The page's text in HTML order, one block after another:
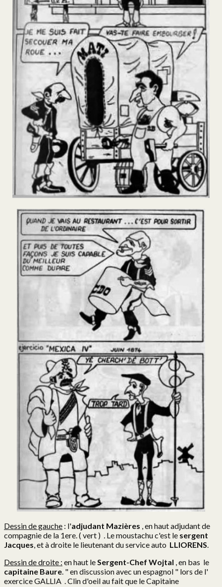
Dessin de gauche : l'adjudant Mazières , en haut adjudant de
compagnie de la 1ere. ( vert ) . Le moustachu c'est le sergent
Jacques, et à droite le lieutenant du service auto LLIORENS.
Dessin de droite : en haut leSergent-Chef Wojtal , en bas le
capitaine Baure. " en discussion avec un espagnol " lors de l'
exercice GALLIA . Clin d'oeil au fait que le Capitaine